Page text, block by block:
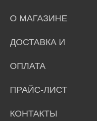
О МАГАЗИНЕ
ДОСТАВКА И
ОПЛАТА
ПРАЙС-ЛИСТ
КОНТАКТЫ